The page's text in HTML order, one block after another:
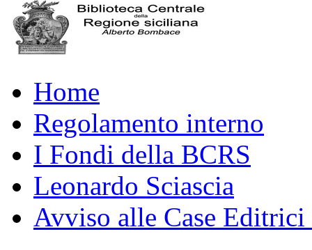
Home
Regolamento interno
I Fondi della BCRS
Leonardo Sciascia
Avviso alle Case